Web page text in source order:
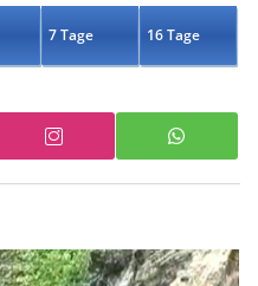
7 Tage 16 Tage